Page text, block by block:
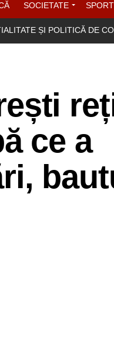
SOCIETATE SPORT
ȘI POLITICĂ DE
ce a